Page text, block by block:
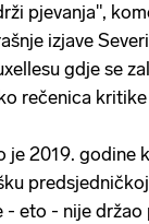
pjevanja",
izjave
gdje se
rečenica
je 2019. godine
- eto - nije držao